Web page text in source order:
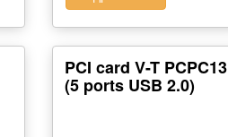
PCI card V-T PCPC13
(5 ports USB 2.0)